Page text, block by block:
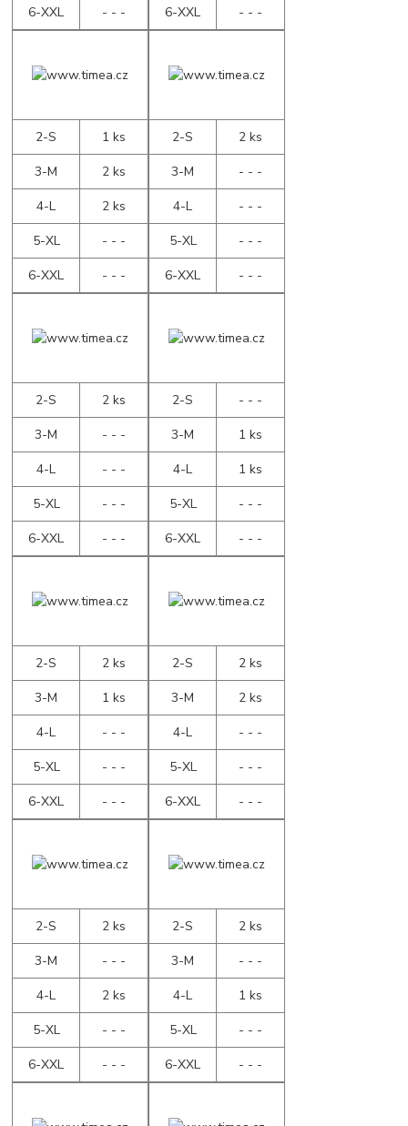
6-XXL - - - 6-XXL - - -
2-S
1 ks
3-M
2 ks
4-L
2 ks
5-XL
- - -
6-XXL
- - -
2-S
2 ks
3-M
- - -
4-L
- - -
5-XL
- - -
6-XXL
- - -
2-S
2 ks
3-M
- - -
4-L
- - -
5-XL
- - -
6-XXL
- - -
2-S
- - -
3-M
1 ks
4-L
1 ks
5-XL
- - -
6-XXL
- - -
2-S
2 ks
3-M
1 ks
4-L
- - -
5-XL
- - -
6-XXL
- - -
2-S
2 ks
3-M
2 ks
4-L
- - -
5-XL
- - -
6-XXL
- - -
2-S
2 ks
3-M
- - -
4-L
2 ks
5-XL
- - -
6-XXL
- - -
2-S
2 ks
3-M
- - -
4-L
1 ks
5-XL
- - -
6-XXL
- - -